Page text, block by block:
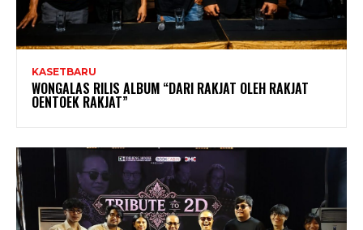
KASETBARU
WONGALAS RILIS ALBUM “DARI RAKJAT OLEH RAKJAT
OENTOEK RAKJAT”